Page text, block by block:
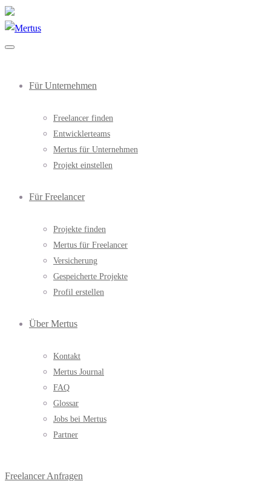
Für Unternehmen
Freelancer finden
Entwicklerteams
Mertus für Unternehmen
Projekt einstellen
Für Freelancer
Projekte finden
Mertus für Freelancer
Versicherung
Gespeicherte Projekte
Profil erstellen
Über Mertus
Kontakt
Mertus Journal
FAQ
Glossar
Jobs bei Mertus
Partner
Freelancer Anfragen